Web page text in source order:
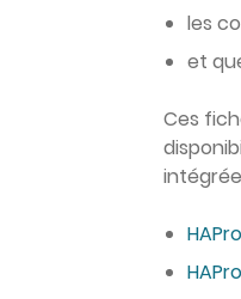
les
et
Ces
H